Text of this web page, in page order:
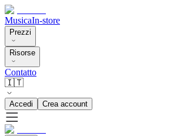
MusicaIn-store
Prezzi
Risorse
Contatto
🇮🇹
Accedi Crea account